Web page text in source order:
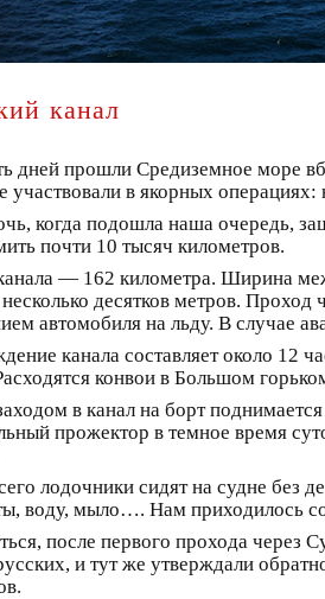
канал
дней прошли Средиземное море
участвовали в якорных
когда подошла наша очередь,
почти 10 тысяч километров.
— 162 километра. Ширина
несколько десятков метров.
автомобиля на льду. В случае
канала составляет около 12
конвои в Большом
в канал на борт
прожектор в темное время
лодочники сидят на судне без
воду, мыло…. Нам приходилось
после первого прохода через
и тут же утверждали